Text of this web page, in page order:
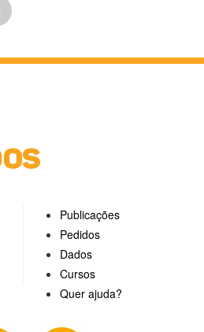
Publicações
Pedidos
Dados
Cursos
Quer ajuda?